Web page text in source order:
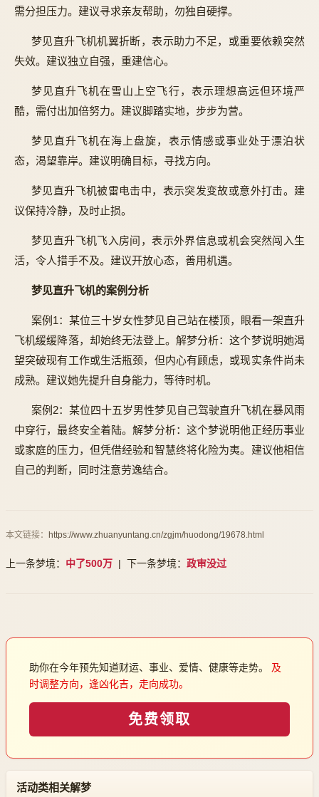
需分担压力。建议寻求亲友帮助，勿独自硬撑。
梦见直升飞机机翼折断，表示助力不足，或重要依赖突然
失效。建议独立自强，重建信心。
梦见直升飞机在雪山上空飞行，表示理想高远但环境严
酷，需付出加倍努力。建议脚踏实地，步步为营。
梦见直升飞机在海上盘旋，表示情感或事业处于漂泊状
态，渴望靠岸。建议明确目标，寻找方向。
梦见直升飞机被雷电击中，表示突发变故或意外打击。建
议保持冷静，及时止损。
梦见直升飞机飞入房间，表示外界信息或机会突然闯入生
活，令人措手不及。建议开放心态，善用机遇。
梦见直升飞机的案例分析
案例1：某位三十岁女性梦见自己站在楼顶，眼看一架直升
飞机缓缓降落，却始终无法登上。解梦分析：这个梦说明她渴
望突破现有工作或生活瓶颈，但内心有顾虑，或现实条件尚未
成熟。建议她先提升自身能力，等待时机。
案例2：某位四十五岁男性梦见自己驾驶直升飞机在暴风雨
中穿行，最终安全着陆。解梦分析：这个梦说明他正经历事业
或家庭的压力，但凭借经验和智慧终将化险为夷。建议他相信
自己的判断，同时注意劳逸结合。
本文链接： https://www.zhuanyuntang.cn/zgjm/huodong/19678.html
上一条梦境： 中了500万 | 下一条梦境： 政审没过
助你在今年预先知道财运、事业、爱情、健康等走势。 及
时调整方向，逢凶化吉，走向成功。
免费领取
活动类相关解梦